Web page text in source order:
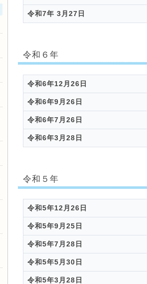
令和7年 3月27日
令和６年
令和6年12月26日
令和6年9月26日
令和6年7月26日
令和6年3月28日
令和５年
令和5年12月26日
令和5年9月25日
令和5年7月28日
令和5年5月30日
令和5年3月28日